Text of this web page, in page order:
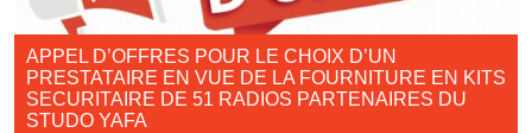
APPEL D’OFFRES POUR LE CHOIX D’UN
PRESTATAIRE EN VUE DE LA FOURNITURE EN KITS
SECURITAIRE DE 51 RADIOS PARTENAIRES DU
STUDO YAFA